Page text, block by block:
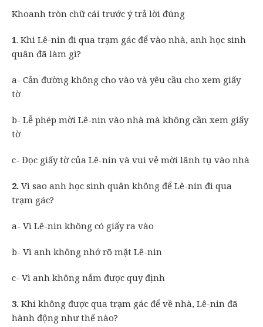
Khoanh tròn chữ cái trước ý trả lời đúng
1. Khi Lê-nin đi qua trạm gác để vào nhà, anh học sinh
quân đã làm gì?
a- Cản đường không cho vào và yêu cầu cho xem giấy
tờ
b- Lễ phép mời Lê-nin vào nhà mà không cần xem giấy
tờ
c- Đọc giấy tờ của Lê-nin và vui vẻ mời lãnh tụ vào nhà
2. Vì sao anh học sinh quân không để Lê-nin đi qua
trạm gác?
a- Vì Lê-nin không có giấy ra vào
b- Vì anh không nhớ rõ mặt Lê-nin
c- Vì anh không nắm được quy định
3. Khi không được qua trạm gác để về nhà, Lê-nin đã
hành động như thế nào?